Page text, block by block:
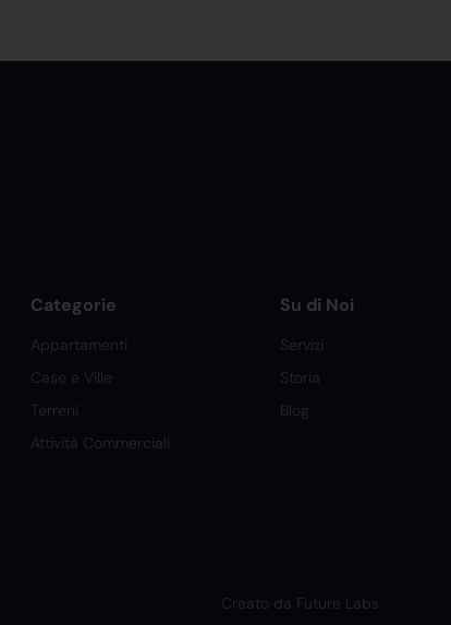
Categorie
Appartamenti
Case e Ville
Terreni
Attività Commerciali
Su di Noi
Servizi
Storia
Blog
Creato da Future Labs